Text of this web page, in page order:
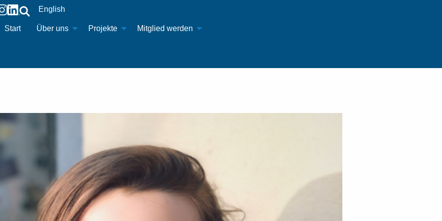
English
Start Über uns Projekte Mitglied werden